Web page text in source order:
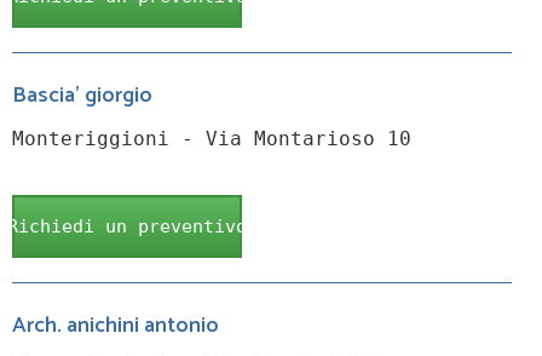
Bascia' giorgio
Monteriggioni - Via Montarioso 10
Richiedi un preventivo
Arch. anichini antonio